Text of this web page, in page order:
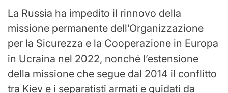
La Russia ha impedito il rinnovo della
missione permanente dell’Organizzazione
per la Sicurezza e la Cooperazione in Europa
in Ucraina nel 2022, nonché l’estensione
della missione che segue dal 2014 il conflitto
tra Kiev e i separatisti armati e guidati da